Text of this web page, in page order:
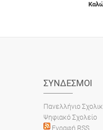
ΣΎΝΔΕΣΜΟΙ
Πανελλήνιο
Ψηφιακό Σχολείο
Εγραφή RSS